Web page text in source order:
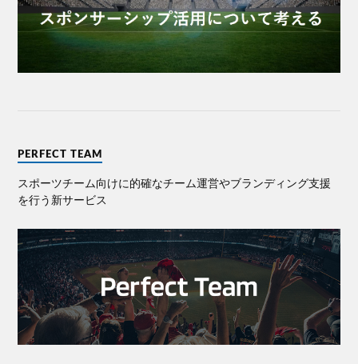
PERFECT TEAM
スポーツチーム向けに的確なチーム運営やブランディング⽀援
を⾏う新サービス